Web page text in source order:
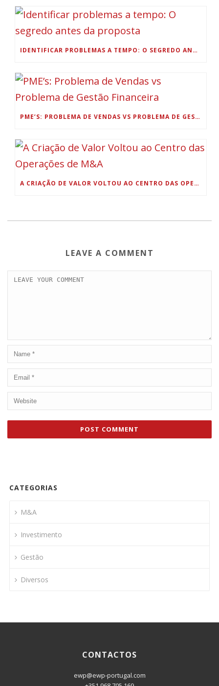
IDENTIFICAR PROBLEMAS A TEMPO: O SEGREDO ANTES DA PROPOSTA
PME’S: PROBLEMA DE VENDAS VS PROBLEMA DE GESTÃO FINANCEIRA
A CRIAÇÃO DE VALOR VOLTOU AO CENTRO DAS OPERAÇÕES DE M&A
LEAVE A COMMENT
CATEGORIAS
M&A
Investimento
Gestão
Diversos
CONTACTOS
ewp@ewp-portugal.com